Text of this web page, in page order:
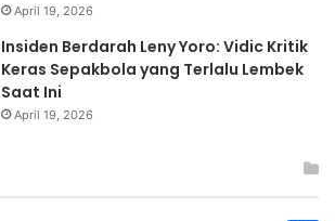
April 19, 2026
Insiden Berdarah Leny Yoro: Vidic Kritik
Keras Sepakbola yang Terlalu Lembek
Saat Ini
April 19, 2026